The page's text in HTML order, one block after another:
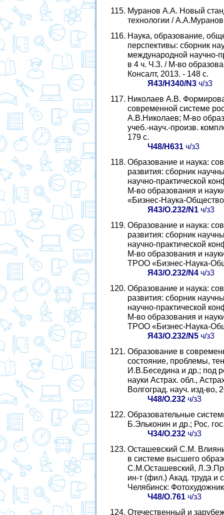
Муранов А.А. Новый
технологии /
Наука, образование,
перспективы: сборник
международной научно-
в 4 ч. Ч.3. / М-во
Консалт, 2013. - 148 с.
Я43/Н340/N3ч/з3
Николаев А.В.
современной системе
А.В.Николаев; М-во
учеб.-науч.-произв.
179 с.
Ч48/Н631ч/з3
Образование и наука:
развития: сборник
научно-практической
М-во образования и
«Бизнес-Наука-
Я43/О.232/N1ч/з3
Образование и наука:
развития: сборник
научно-практической
М-во образования и
ТРОО «Бизнес-Наука-
Я43/О.232/N4ч/з3
Образование и наука:
развития: сборник
научно-практической
М-во образования и
ТРОО «Бизнес-Наука-
Я43/О.232/N5ч/з3
Образование в
состояние, проблемы,
И.В.Беседина и др.; под
науки Астрах. обл.,
Волгоград. науч. изд-во,
Ч48/О.232ч/з3
Образовательные
Б.Эльконин и др.; Рос.
Ч34/О.232ч/з3
Осташевский С.М.
в системе высшего
С.М.Осташевский,
ин-т (фил.) Акад. труда и
Челябинск:
Ч48/О.761ч/з3
Отечественный и